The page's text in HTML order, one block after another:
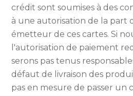
crédit sont soumises à des
à une autorisation de la part
émetteur de ces cartes. Si
l'autorisation de paiement
serons pas tenus
défaut de livraison des
pas en mesure de passer un